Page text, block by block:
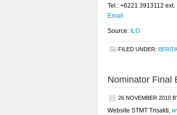
Tel.: +6221 3913112 ext.
Email
Source: ILO
FILED UNDER: BERITA
Nominator Final
26 NOVEMBER 2010
Website STMT Trisakti,